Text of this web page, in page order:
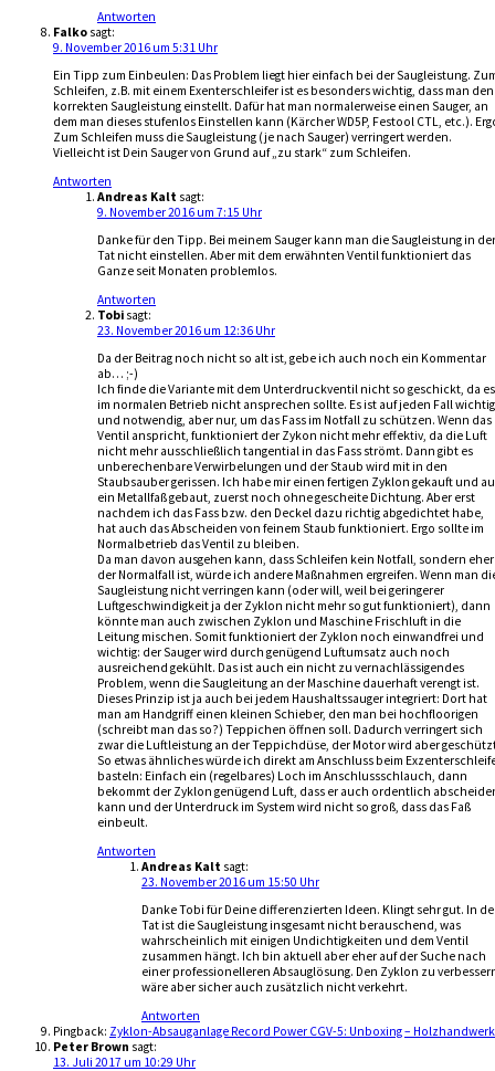
Antworten
Falko sagt:
9. November 2016 um 5:31 Uhr
Ein Tipp zum Einbeulen: Das Problem liegt hier einfach bei der Saugleistung.
Schleifen, z.B. mit einem Exenterschleifer ist es besonders wichtig, dass man den
korrekten Saugleistung einstellt. Dafür hat man normalerweise einen Sauger, an
dem man dieses stufenlos Einstellen kann (Kärcher WD5P, Festool CTL, etc.).
Zum Schleifen muss die Saugleistung (je nach Sauger) verringert werden.
Vielleicht ist Dein Sauger von Grund auf „zu stark“ zum Schleifen.
Antworten
Andreas Kalt sagt:
9. November 2016 um 7:15 Uhr
Danke für den Tipp. Bei meinem Sauger kann man die Saugleistung in der
Tat nicht einstellen. Aber mit dem erwähnten Ventil funktioniert das
Ganze seit Monaten problemlos.
Antworten
Tobi sagt:
23. November 2016 um 12:36 Uhr
Da der Beitrag noch nicht so alt ist, gebe ich auch noch ein Kommentar
ab… ;-)
Ich finde die Variante mit dem Unterdruckventil nicht so geschickt, da es
im normalen Betrieb nicht ansprechen sollte. Es ist auf jeden Fall wichtig
und notwendig, aber nur, um das Fass im Notfall zu schützen. Wenn das
Ventil anspricht, funktioniert der Zykon nicht mehr effektiv, da die Luft
nicht mehr ausschließlich tangential in das Fass strömt. Dann gibt es
unberechenbare Verwirbelungen und der Staub wird mit in den
Staubsauber gerissen. Ich habe mir einen fertigen Zyklon gekauft und
ein Metallfaß gebaut, zuerst noch ohne gescheite Dichtung. Aber erst
nachdem ich das Fass bzw. den Deckel dazu richtig abgedichtet habe,
hat auch das Abscheiden von feinem Staub funktioniert. Ergo sollte im
Normalbetrieb das Ventil zu bleiben.
Da man davon ausgehen kann, dass Schleifen kein Notfall, sondern eher
der Normalfall ist, würde ich andere Maßnahmen ergreifen. Wenn man
Saugleistung nicht verringen kann (oder will, weil bei geringerer
Luftgeschwindigkeit ja der Zyklon nicht mehr so gut funktioniert), dann
könnte man auch zwischen Zyklon und Maschine Frischluft in die
Leitung mischen. Somit funktioniert der Zyklon noch einwandfrei und
wichtig: der Sauger wird durch genügend Luftumsatz auch noch
ausreichend gekühlt. Das ist auch ein nicht zu vernachlässigendes
Problem, wenn die Saugleitung an der Maschine dauerhaft verengt ist.
Dieses Prinzip ist ja auch bei jedem Haushaltssauger integriert: Dort hat
man am Handgriff einen kleinen Schieber, den man bei hochfloorigen
(schreibt man das so?) Teppichen öffnen soll. Dadurch verringert sich
zwar die Luftleistung an der Teppichdüse, der Motor wird aber
So etwas ähnliches würde ich direkt am Anschluss beim
basteln: Einfach ein (regelbares) Loch im Anschlussschlauch, dann
bekommt der Zyklon genügend Luft, dass er auch ordentlich
kann und der Unterdruck im System wird nicht so groß, dass das Faß
einbeult.
Antworten
Andreas Kalt sagt:
23. November 2016 um 15:50 Uhr
Danke Tobi für Deine differenzierten Ideen. Klingt sehr gut. In
Tat ist die Saugleistung insgesamt nicht berauschend, was
wahrscheinlich mit einigen Undichtigkeiten und dem Ventil
zusammen hängt. Ich bin aktuell aber eher auf der Suche nach
einer professionelleren Absauglösung. Den Zyklon zu
wäre aber sicher auch zusätzlich nicht verkehrt.
Antworten
Pingback: Zyklon-Absauganlage Record Power CGV-5: Unboxing – Holzhandwerk
Peter Brown sagt:
13. Juli 2017 um 10:29 Uhr